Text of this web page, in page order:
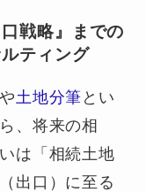
戦略』までの
ティング
や 土地分筆 とい
、将来の相
は「相続土地
出口）に至る